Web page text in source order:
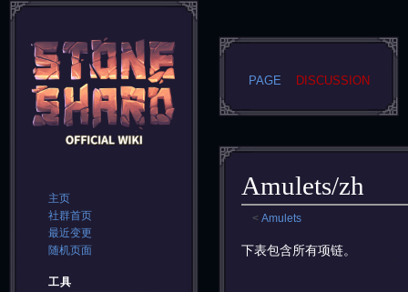
Amulets/zh
< Amulets
Jump
Jump
下表包含所有项链。
PAGE DISCUSSION
主页
社群首页
最近变更
随机页面
工具